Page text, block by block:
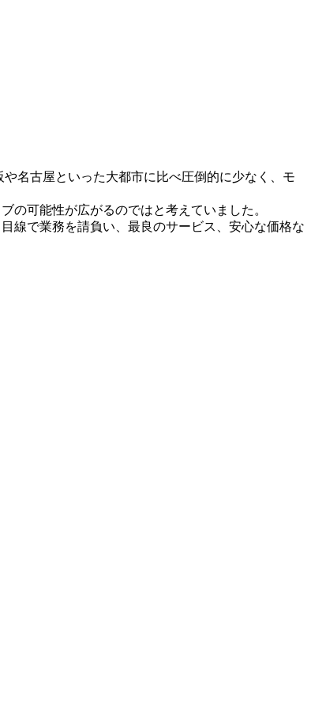
名古屋といった大都市に比べ圧倒的に少なく、モ
の可能性が広がるのではと考えていました。
線で業務を請負い、最良のサービス、安心な価格な